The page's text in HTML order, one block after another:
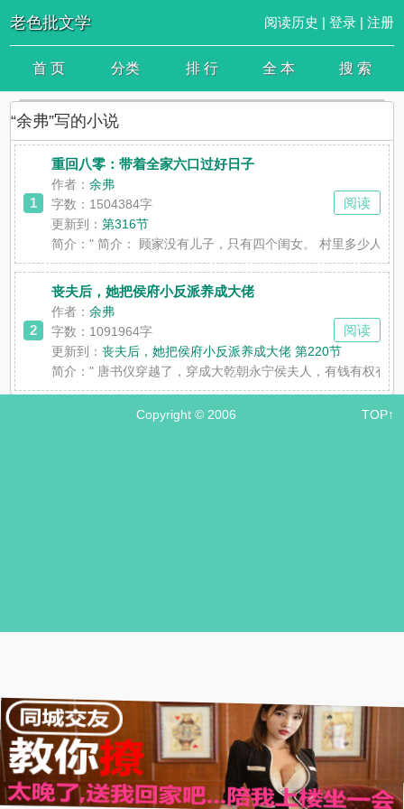
老色批文学 阅读历史 | 登录| 注册
首 页 分类 排 行 全 本 搜 索
“余弗”写的小说
1
重回八零：带着全家六口过好日子
作者：余弗
字数：1504384字
更新到：第316节
简介：" 简介： 顾家没有儿子，只有四个闺女。 村里多少人
阅读
2
丧夫后，她把侯府小反派养成大佬
作者：余弗
字数：1091964字
更新到：丧夫后，她把侯府小反派养成大佬 第220节
简介：" 唐书仪穿越了，穿成大乾朝永宁侯夫人，有钱有权有
阅读
Copyright © 2006 TOP↑